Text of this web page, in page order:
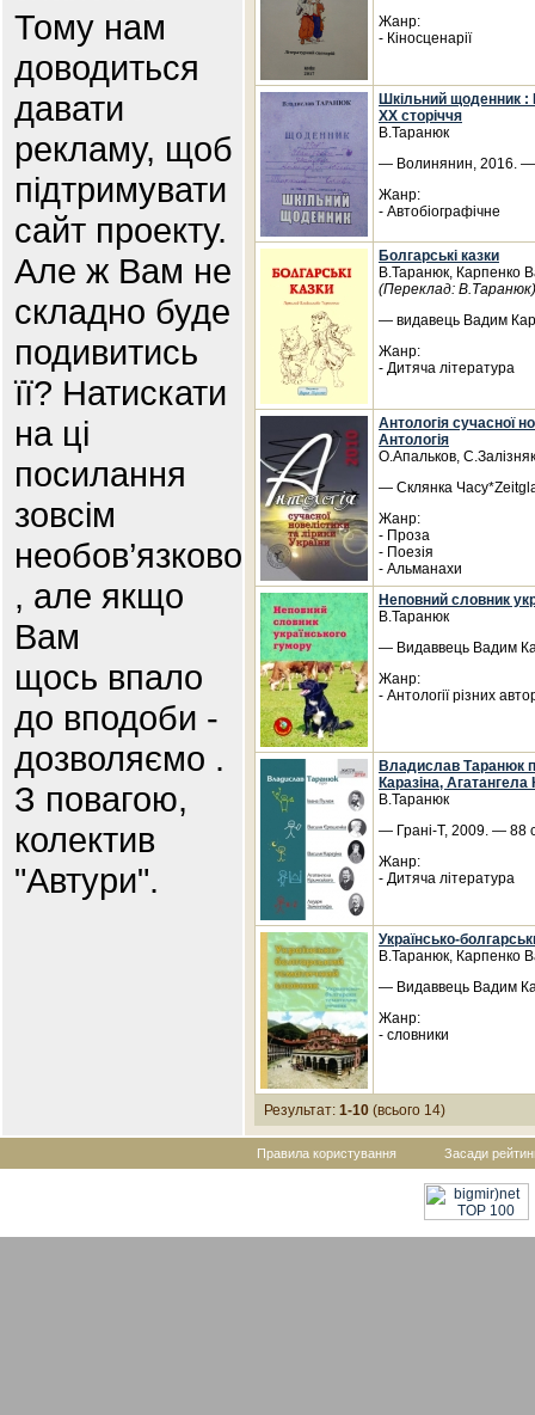
Тому нам
доводиться
давати
рекламу, щоб
підтримувати
сайт проекту.
Але ж Вам не
складно буде
подивитись
її? Натискати
на ці
посилання
зовсім
необов’язково
, але якщо
Вам
щось впало
до вподоби -
дозволяємо .
З повагою,
колектив
"Автури".
Жанр:
- Кіносценарії
Шкільний щоденник :
ХХ сторіччя
В.Таранюк
— Волинянин, 2016. —
Жанр:
- Автобіографічне
Болгарські казки
В.Таранюк, Карпенко
(Переклад: В.Таранюк)
— видавець Вадим
Жанр:
- Дитяча література
Антологія сучасної
Антологія
О.Апальков,
— Склянка
Жанр:
- Проза
- Поезія
- Альманахи
Неповний словник
В.Таранюк
— Видаввець Вадим
Жанр:
- Антології різних
Владислав Таранюк
Каразіна,
В.Таранюк
— Грані-Т, 2009. — 88
Жанр:
- Дитяча література
Українсько-
В.Таранюк, Карпенко
— Видаввець Вадим
Жанр:
- словники
Результат: 1-10 (всього 14)
Правила користування Засади